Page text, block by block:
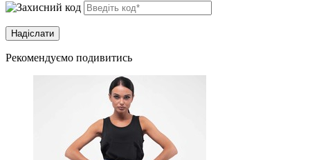
Рекомендуємо подивитись